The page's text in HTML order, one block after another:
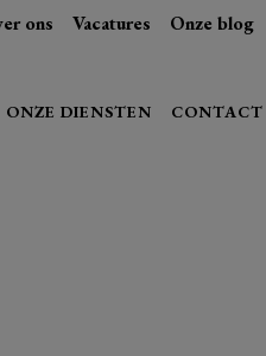
ons Vacatures Onze blog
ONZE DIENSTEN CONTACT